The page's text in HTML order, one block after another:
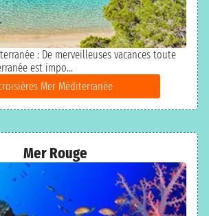
: De merveilleuses vacances toute
est impo...
Mer Méditerranée
Mer Rouge